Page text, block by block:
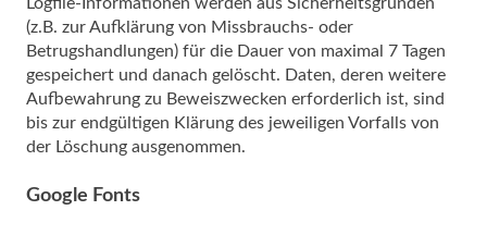
(z.B. zur Aufklärung von Missbrauchs- oder
Betrugshandlungen) für die Dauer von maximal 7 Tagen
gespeichert und danach gelöscht. Daten, deren weitere
Aufbewahrung zu Beweiszwecken erforderlich ist, sind
bis zur endgültigen Klärung des jeweiligen Vorfalls von
der Löschung ausgenommen.
Google Fonts